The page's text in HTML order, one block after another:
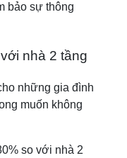
bảo sự thông
nhà 2 tầng
những gia đình
muốn không
so với nhà 2